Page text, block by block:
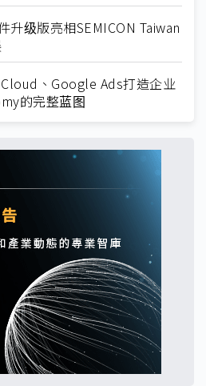
升级版亮相SEMICON Taiwan
、Google Ads打造企业
的完整蓝图